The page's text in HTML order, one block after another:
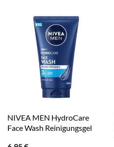
NIVEA MEN HydroCare
Face Wash Reinigungsgel